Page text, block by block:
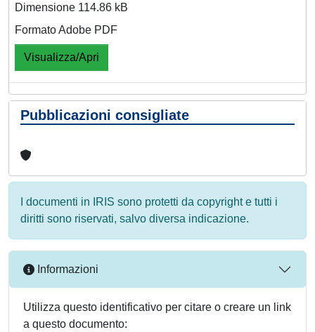
Dimensione 114.86 kB
Formato Adobe PDF
Visualizza/Apri
Pubblicazioni consigliate
I documenti in IRIS sono protetti da copyright e tutti i
diritti sono riservati, salvo diversa indicazione.
Informazioni
Utilizza questo identificativo per citare o creare un link
a questo documento: